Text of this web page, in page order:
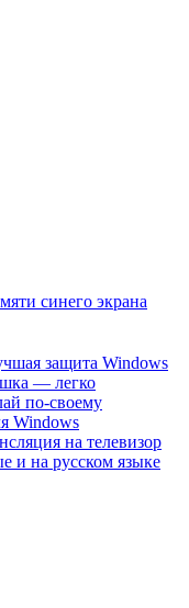
синего экрана
защита Windows
— легко
по-своему
Windows
на телевизор
и на русском языке